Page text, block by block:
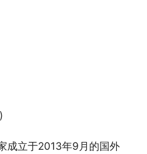
成立于2013年9月的国外